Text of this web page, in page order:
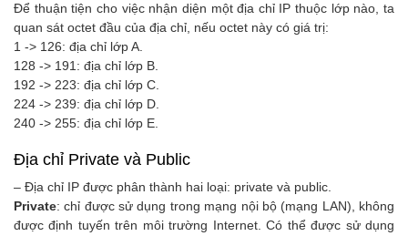
Để thuận tiện cho việc nhận diện một địa chỉ IP thuộc lớp nào, ta
quan sát octet đầu của địa chỉ, nếu octet này có giá trị:
1 -> 126: địa chỉ lớp A.
128 -> 191: địa chỉ lớp B.
192 -> 223: địa chỉ lớp C.
224 -> 239: địa chỉ lớp D.
240 -> 255: địa chỉ lớp E.
Địa chỉ Private và Public
– Địa chỉ IP được phân thành hai loại: private và public.
Private: chỉ được sử dụng trong mạng nội bộ (mạng LAN), không
được định tuyến trên môi trường Internet. Có thể được sử dụng